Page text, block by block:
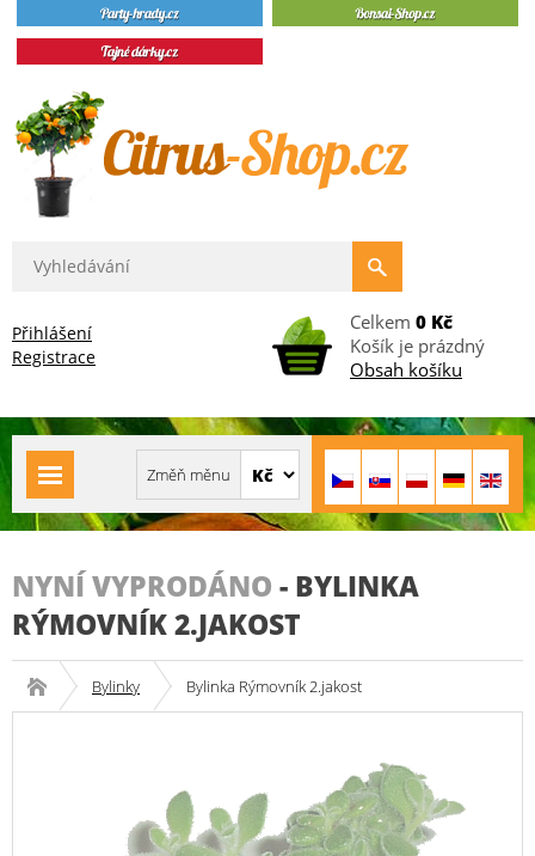
Přihlášení
Registrace
Celkem 0 Kč
Košík je prázdný
Obsah košíku
NYNÍ VYPRODÁNO - BYLINKA
RÝMOVNÍK 2.JAKOST
Bylinky Bylinka Rýmovník 2.jakost